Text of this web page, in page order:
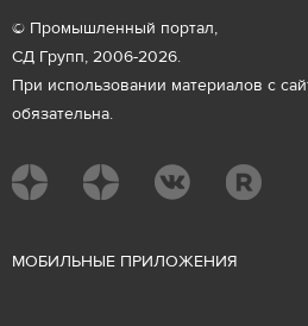
© Промышленный портал,
СД Групп, 2006-2026.
При использовании материалов с
обязательна.
МОБИЛЬНЫЕ ПРИЛОЖЕНИЯ